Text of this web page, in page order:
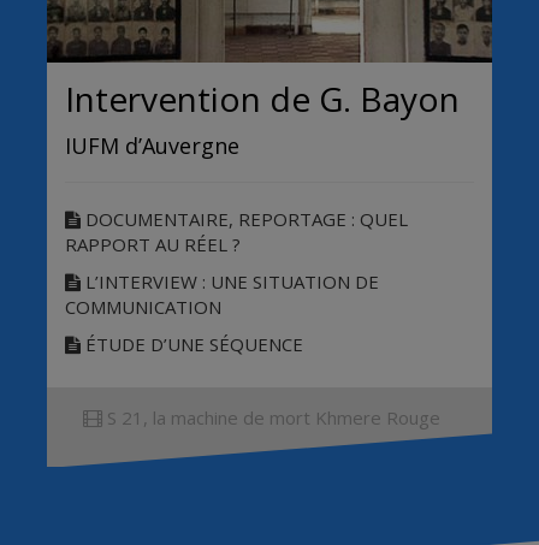
Intervention de G. Bayon
IUFM d’Auvergne
DOCUMENTAIRE, REPORTAGE : QUEL
RAPPORT AU RÉEL ?
L’INTERVIEW : UNE SITUATION DE
COMMUNICATION
ÉTUDE D’UNE SÉQUENCE
S 21, la machine de mort Khmere Rouge